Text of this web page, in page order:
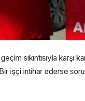
sıkıntısıyla karşı
işçi intihar ederse